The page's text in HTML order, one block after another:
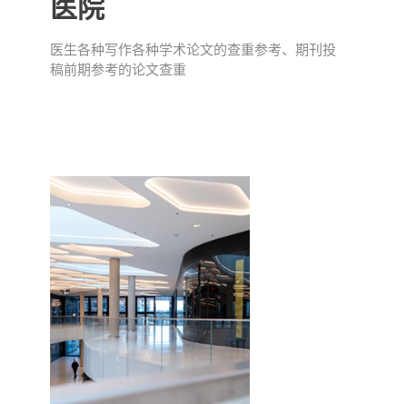
医生各种写作各种学术论文的查重参考、期刊投
稿前期参考的论文查重